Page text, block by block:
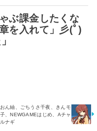
ぶ課金したくな
を入れて」彡(ﾟ)
ん紬、ごちうさ千夜、きんモ
、NEWGAMEはじめ、Aチャ
ナギ